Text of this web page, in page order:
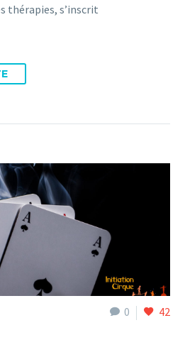
thérapies, s’inscrit
0 42